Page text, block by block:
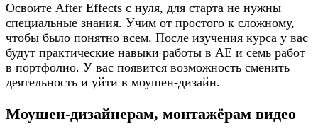
Освоите After Effects с нуля, для старта не нужны
специальные знания. Учим от простого к сложному,
чтобы было понятно всем. После изучения курса у вас
будут практические навыки работы в AE и семь работ
в портфолио. У вас появится возможность сменить
деятельность и уйти в моушен-дизайн.
Моушен-дизайнерам, монтажёрам видео